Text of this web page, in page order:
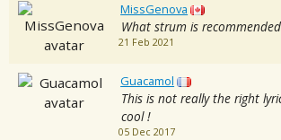
MissGenova
What strum is
21 Feb 2021
Guacamol
This is not really the right
cool !
05 Dec 2017